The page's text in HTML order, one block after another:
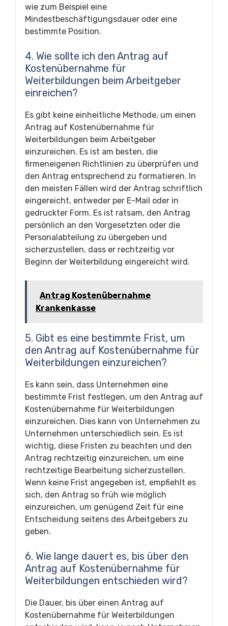
wie zum Beispiel eine
Mindestbeschäftigungsdauer oder eine
bestimmte Position.
4. Wie sollte ich den Antrag auf
Kostenübernahme für
Weiterbildungen beim Arbeitgeber
einreichen?
Es gibt keine einheitliche Methode, um einen
Antrag auf Kostenübernahme für
Weiterbildungen beim Arbeitgeber
einzureichen. Es ist am besten, die
firmeneigenen Richtlinien zu überprüfen und
den Antrag entsprechend zu formatieren. In
den meisten Fällen wird der Antrag schriftlich
eingereicht, entweder per E-Mail oder in
gedruckter Form. Es ist ratsam, den Antrag
persönlich an den Vorgesetzten oder die
Personalabteilung zu übergeben und
sicherzustellen, dass er rechtzeitig vor
Beginn der Weiterbildung eingereicht wird.
Antrag Kostenübernahme
Krankenkasse
5. Gibt es eine bestimmte Frist, um
den Antrag auf Kostenübernahme für
Weiterbildungen einzureichen?
Es kann sein, dass Unternehmen eine
bestimmte Frist festlegen, um den Antrag auf
Kostenübernahme für Weiterbildungen
einzureichen. Dies kann von Unternehmen zu
Unternehmen unterschiedlich sein. Es ist
wichtig, diese Fristen zu beachten und den
Antrag rechtzeitig einzureichen, um eine
rechtzeitige Bearbeitung sicherzustellen.
Wenn keine Frist angegeben ist, empfiehlt es
sich, den Antrag so früh wie möglich
einzureichen, um genügend Zeit für eine
Entscheidung seitens des Arbeitgebers zu
geben.
6. Wie lange dauert es, bis über den
Antrag auf Kostenübernahme für
Weiterbildungen entschieden wird?
Die Dauer, bis über einen Antrag auf
Kostenübernahme für Weiterbildungen